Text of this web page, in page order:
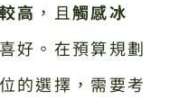
高 ，且觸感冰
好。在預算規劃
的選擇，需要考